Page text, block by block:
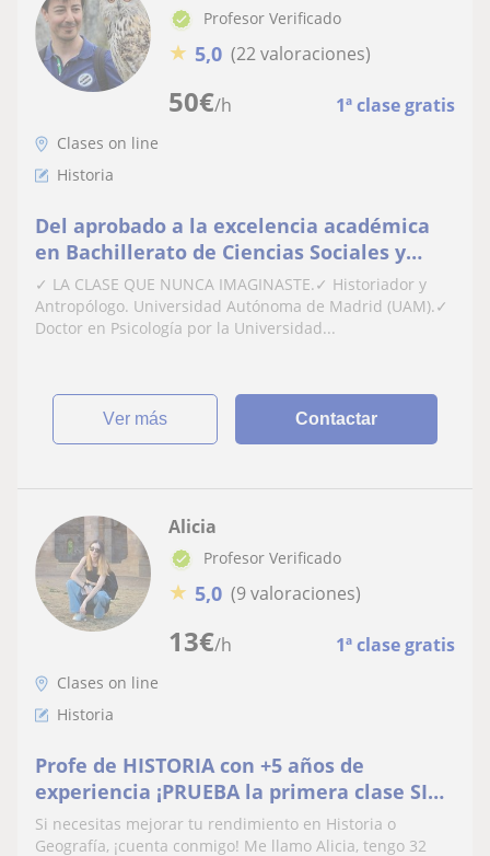
50€/h 1ª clase gratis
Profesor Verificado
★ 5,0 (22 valoraciones)
Clases on line
Historia
Del aprobado a la excelencia académica
en Bachillerato de Ciencias Sociales y
Humanidades | Historiador y Antropólogo
| Psicólogo especializado en Educación |
💻 Sesiones online
✓ LA CLASE QUE NUNCA IMAGINASTE.✓ Historiador y
Antropólogo. Universidad Autónoma de Madrid (UAM).✓
Doctor en Psicología por la Universidad...
ver más Contactar
13€/h 1ª clase gratis
Alicia
Profesor Verificado
★ 5,0 (9 valoraciones)
Clases on line
Historia
Profe de HISTORIA con +5 años de
experiencia ¡PRUEBA la primera clase SIN
COSTE!
Si necesitas mejorar tu rendimiento en Historia o
Geografía, ¡cuenta conmigo! Me llamo Alicia, tengo 32